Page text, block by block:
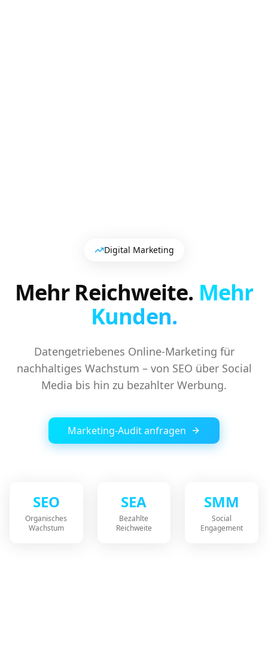
Digital Marketing
Mehr Reichweite. Mehr
Kunden.
Datengetriebenes Online-Marketing für
nachhaltiges Wachstum – von SEO über Social
Media bis hin zu bezahlter Werbung.
Marketing-Audit anfragen
SEO
Organisches
Wachstum
SEA
Bezahlte
Reichweite
SMM
Social
Engagement